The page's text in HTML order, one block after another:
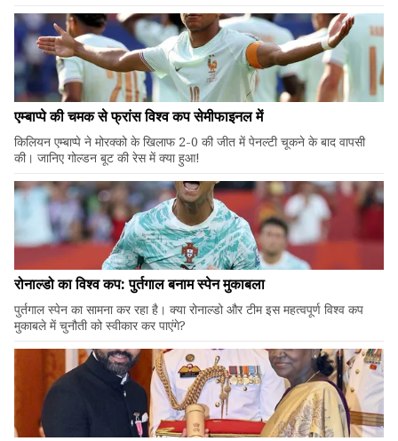
एम्बाप्पे की चमक से फ्रांस विश्व कप सेमीफाइनल में
किलियन एम्बाप्पे ने मोरक्को के खिलाफ 2-0 की जीत में पेनल्टी चूकने के बाद वापसी
की। जानिए गोल्डन बूट की रेस में क्या हुआ!
रोनाल्डो का विश्व कप: पुर्तगाल बनाम स्पेन मुकाबला
पुर्तगाल स्पेन का सामना कर रहा है। क्या रोनाल्डो और टीम इस महत्वपूर्ण विश्व कप
मुकाबले में चुनौती को स्वीकार कर पाएंगे?